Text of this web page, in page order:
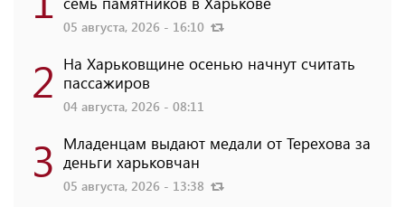
05 августа, 2026 - 16:10
2 На Харьковщине осенью начнут считать
пассажиров
04 августа, 2026 - 08:11
3 Младенцам выдают медали от Терехова за
деньги харьковчан
05 августа, 2026 - 13:38